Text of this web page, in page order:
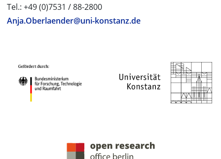
Tel.: +49 (0)7531 / 88-2800
Anja.Oberlaender@uni-konstanz.de